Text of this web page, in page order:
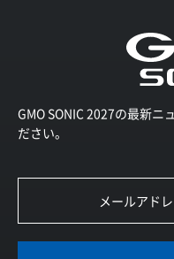
GMO SONIC 2027の最新ニ
ださい。